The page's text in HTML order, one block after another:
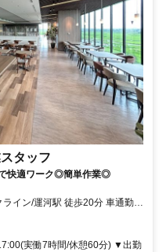
タッフ
快適ワーク◎簡単作業◎
イン/運河駅 徒歩20分 車通勤、
つくばエクスプレス/流山おお
戸川台から無料シャトルバス
実働7時間/休憩60分) ▼出勤